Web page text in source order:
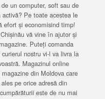
un computer, soft sau de
Pe toate acestea le
efort și economisind timp!
vă vine în ajutor și
Puteți comanda
nostru vi-l va livra la
Magazinul online
din Moldova care
pe orice adresă din
este de nu mai